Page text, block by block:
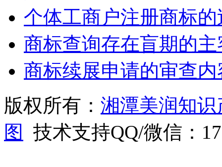
个体工商户注册商标的
商标查询存在盲期的
商标续展申请的审查内
版权所有： 湘潭美润知
图
技术支持QQ/微信：